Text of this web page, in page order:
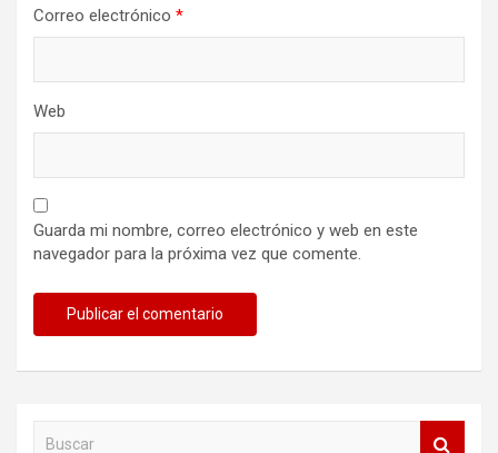
Correo electrónico *
Web
Guarda mi nombre, correo electrónico y web en este
navegador para la próxima vez que comente.